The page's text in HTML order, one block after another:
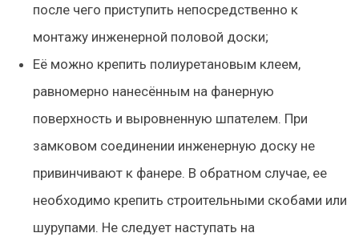
после чего приступить непосредственно к
монтажу инженерной половой доски;
Её можно крепить полиуретановым клеем,
равномерно нанесённым на фанерную
поверхность и выровненную шпателем. При
замковом соединении инженерную доску не
привинчивают к фанере. В обратном случае, ее
необходимо крепить строительными скобами или
шурупами. Не следует наступать на